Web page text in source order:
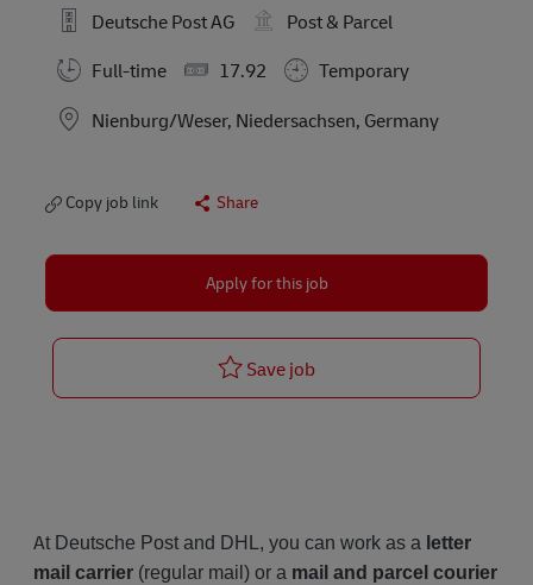
Deutsche Post AG
Post & Parcel
Full-time
17.92
Temporary
Location
Nienburg/Weser, Niedersachsen, Germany
Copy job link Share
Apply for this job
Save jobPostbote für Pakete und
At Deutsche Post and DHL, you can work as a letter
mail carrier (regular mail) or a mail and parcel courier